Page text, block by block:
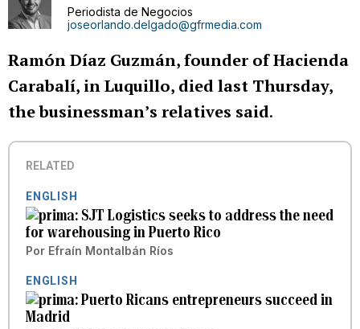
Periodista de Negocios
joseorlando.delgado@gfrmedia.com
Ramón Díaz Guzmán, founder of Hacienda
Carabalí, in Luquillo, died last Thursday,
the businessman’s relatives said.
RELATED
ENGLISH
SJT Logistics seeks to address the need
for warehousing in Puerto Rico
Por Efraín Montalbán Ríos
ENGLISH
Puerto Ricans entrepreneurs succeed in
Madrid